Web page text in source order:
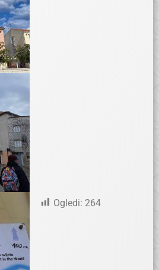
Ogledi: 264